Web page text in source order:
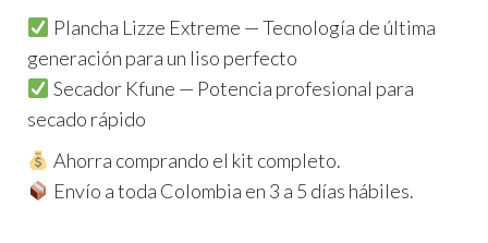
Plancha Lizze Extreme — Tecnología de última
generación para un liso perfecto
Secador Kfune — Potencia profesional para
secado rápido
Ahorra comprando el kit completo.
Envío a toda Colombia en 3 a 5 días hábiles.